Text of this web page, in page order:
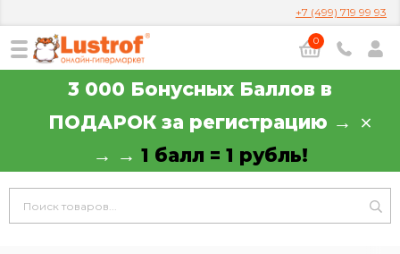
+7 (499) 719 99 93
0
3 000 Бонусных Баллов в
ПОДАРОК за регистрацию →
→ → 1 балл = 1 рубль!